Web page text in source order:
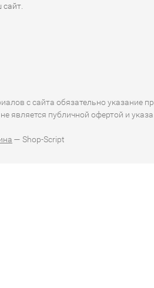
с сайта обязательно указание
является публичной офертой и
— Shop-Script